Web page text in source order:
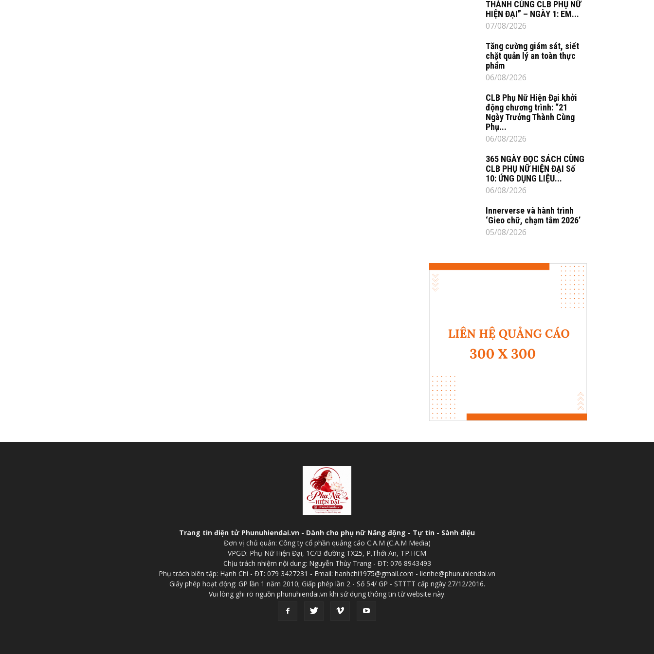
THÀNH CÙNG CLB PHỤ NỮ
HIỆN ĐẠI” – NGÀY 1: EM...
07/08/2026
Tăng cường giám sát, siết
chặt quản lý an toàn thực
phẩm
06/08/2026
CLB Phụ Nữ Hiện Đại khởi
động chương trình: “21
Ngày Trưởng Thành Cùng
Phụ...
06/08/2026
365 NGÀY ĐỌC SÁCH CÙNG
CLB PHỤ NỮ HIỆN ĐẠI Số
10: ỨNG DỤNG LIỆU...
06/08/2026
Innerverse và hành trình
‘Gieo chữ, chạm tâm 2026’
05/08/2026
Trang tin điện tử Phunuhiendai.vn - Dành cho phụ nữ Năng động - Tự tin - Sành điệu
Đơn vị chủ quản: Công ty cổ phần quảng cáo C.A.M (C.A.M Media)
VPGD: Phụ Nữ Hiện Đại, 1C/B đường TX25, P.Thới An, TP.HCM
Chịu trách nhiệm nội dung: Nguyễn Thùy Trang - ĐT: 076 8943493
Phụ trách biên tập: Hạnh Chi - ĐT: 079 3427231 - Email: hanhchi1975@gmail.com - lienhe@phunuhiendai.vn
Giấy phép hoạt động: GP lần 1 năm 2010; Giấp phép lần 2 - Số 54/ GP - STTTT cấp ngày 27/12/2016.
Vui lòng ghi rõ nguồn phunuhiendai.vn khi sử dụng thông tin từ website này.